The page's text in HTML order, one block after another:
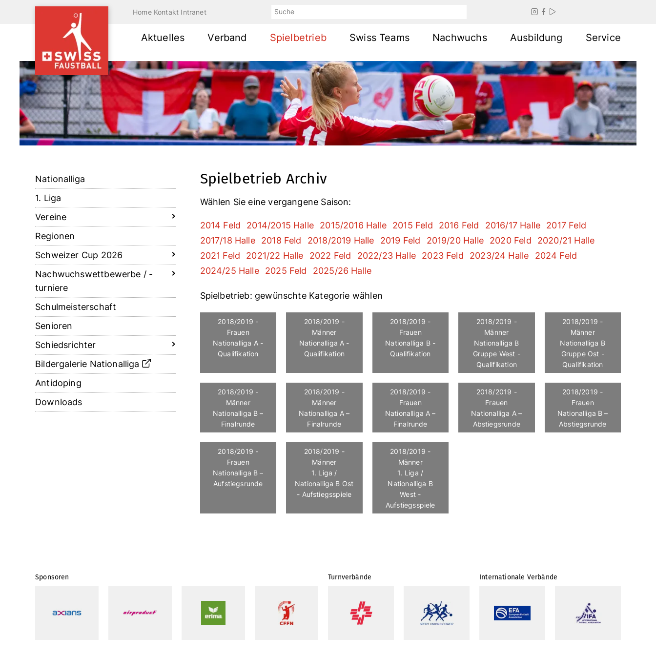
Home Kontakt Intranet Suche   
Aktuelles Verband Spielbetrieb Swiss Teams Nachwuchs Ausbildung Service
Nationalliga
1. Liga
Vereine
Regionen
Schweizer Cup 2026
Nachwuchswettbewerbe / -
turniere
Schulmeisterschaft
Senioren
Schiedsrichter
Bildergalerie Nationalliga
Antidoping
Downloads
Spielbetrieb Archiv
Wählen Sie eine vergangene Saison:
2014 Feld 2014/2015 Halle 2015/2016 Halle 2015 Feld 2016 Feld 2016/17 Halle
2017 Feld
2017/18 Halle
2018 Feld 2018/2019 Halle 2019 Feld 2019/20 Halle 2020 Feld
2020/21 Halle
2021 Feld
2021/22 Halle 2022 Feld 2022/23 Halle 2023 Feld 2023/24 Halle
2024 Feld
2024/25 Halle
2025 Feld 2025/26 Halle
Spielbetrieb: gewünschte Kategorie wählen
2018/2019 -
Frauen
Nationalliga A -
Qualifikation
2018/2019 -
Männer
Nationalliga A -
Qualifikation
2018/2019 -
Frauen
Nationalliga B -
Qualifikation
2018/2019 -
Männer
Nationalliga B
Gruppe West -
Qualifikation
2018/2019 -
Männer
Nationalliga B
Gruppe Ost -
Qualifikation
2018/2019 -
Männer
Nationalliga B –
Finalrunde
2018/2019 -
Männer
Nationalliga A –
Finalrunde
2018/2019 -
Frauen
Nationalliga A –
Finalrunde
2018/2019 -
Frauen
Nationalliga A –
Abstiegsrunde
2018/2019 -
Frauen
Nationalliga B –
Abstiegsrunde
2018/2019 -
Frauen
Nationalliga B –
Aufstiegsrunde
2018/2019 -
Männer
1. Liga /
Nationalliga B Ost
- Aufstiegsspiele
2018/2019 -
Männer
1. Liga /
Nationalliga B
West -
Aufstiegsspiele
Sponsoren Turnverbände Internationale Verbände